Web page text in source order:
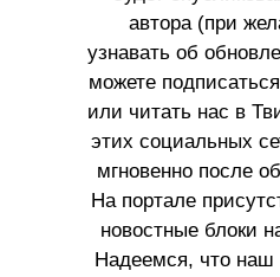
автора (при
узнавать об
можете
или читать нас в
этих социальных
мгновенно после
На портале
новостные блоки
Надеемся, что наш